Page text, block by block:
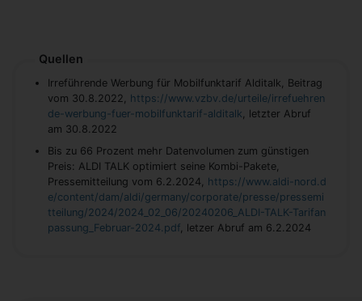
Quellen
Irreführende Werbung für Mobilfunktarif Alditalk, Beitrag
vom 30.8.2022, https://www.vzbv.de/urteile/irrefuehren
de-werbung-fuer-mobilfunktarif-alditalk , letzter Abruf
am 30.8.2022
Bis zu 66 Prozent mehr Datenvolumen zum günstigen
Preis: ALDI TALK optimiert seine Kombi-Pakete,
Pressemitteilung vom 6.2.2024, https://www.aldi-nord.d
e/content/dam/aldi/germany/corporate/presse/pressemi
tteilung/2024/2024_02_06/20240206_ALDI-TALK-Tarifan
passung_Februar-2024.pdf , letzer Abruf am 6.2.2024